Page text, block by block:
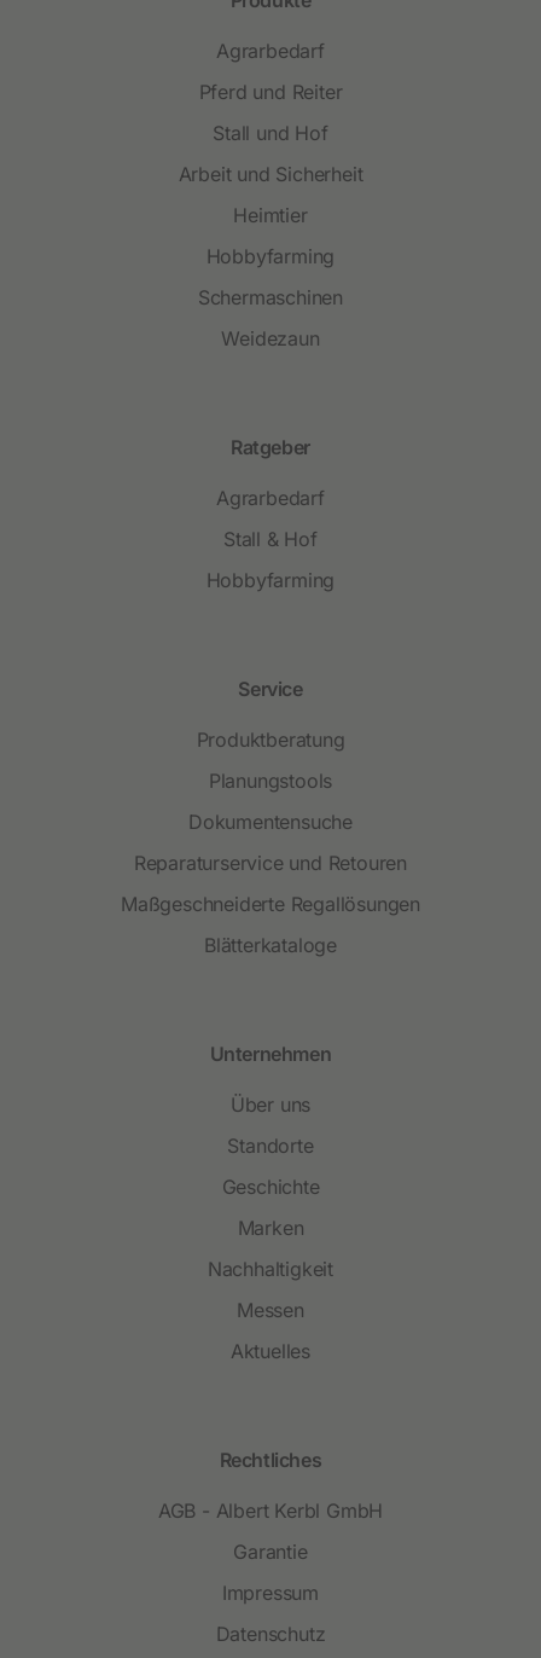
Agrarbedarf
Pferd und Reiter
Stall und Hof
Arbeit und Sicherheit
Heimtier
Hobbyfarming
Schermaschinen
Weidezaun
Ratgeber
Agrarbedarf
Stall & Hof
Hobbyfarming
Service
Produktberatung
Planungstools
Dokumentensuche
Reparaturservice und Retouren
Maßgeschneiderte Regallösungen
Blätterkataloge
Unternehmen
Über uns
Standorte
Geschichte
Marken
Nachhaltigkeit
Messen
Aktuelles
Rechtliches
AGB - Albert Kerbl GmbH
Garantie
Impressum
Datenschutz